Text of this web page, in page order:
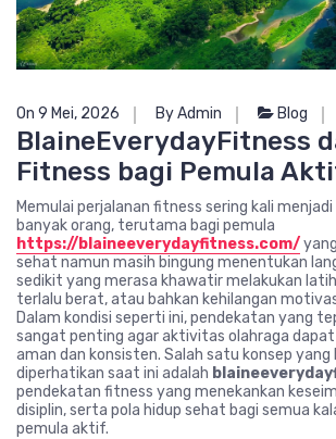
On 9 Mei, 2026 By Admin Blog
BlaineEverydayFitness
Fitness bagi Pemula
Memulai perjalanan fitness sering kali
banyak orang, terutama bagi pemula
https://blaineeverydayfitness.com/
sehat namun masih bingung menentukan
sedikit yang merasa khawatir melakukan
terlalu berat, atau bahkan kehilangan
Dalam kondisi seperti ini, pendekatan yang
sangat penting agar aktivitas olahraga dapat
aman dan konsisten. Salah satu konsep yang
diperhatikan saat ini adalah
pendekatan fitness yang menekankan
disiplin, serta pola hidup sehat bagi semua
pemula aktif.